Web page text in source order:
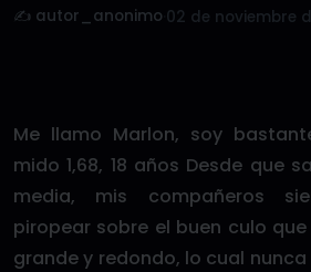
✍️ autor_anonimo 02 de noviembre
Me llamo Marlon, soy
mido 1,68, 18 años Desde que
media, mis compañeros
piropear sobre el buen culo
grande y redondo, lo cual